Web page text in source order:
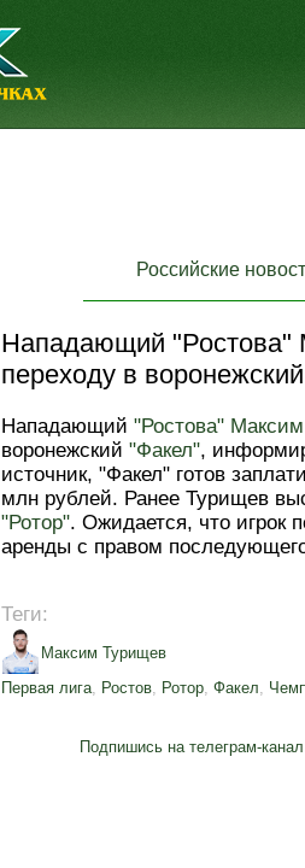
Российские
Нападающий "Ростова"
переходу в
Нападающий "Ростова"
воронежский "Факел",
источник, "Факел" готов
млн рублей. Ранее Турищев
"Ротор". Ожидается, что игрок
аренды с правом
Теги:
Максим Турищев
Первая лига, Ростов, Ротор, Факел,
Подпишись на телеграм-